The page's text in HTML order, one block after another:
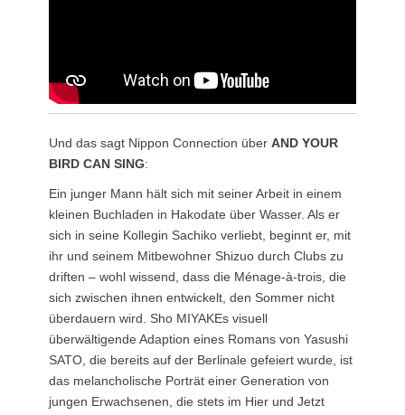
Und das sagt Nippon Connection über AND YOUR
BIRD CAN SING:
Ein junger Mann hält sich mit seiner Arbeit in einem
kleinen Buchladen in Hakodate über Wasser. Als er
sich in seine Kollegin Sachiko verliebt, beginnt er, mit
ihr und seinem Mitbewohner Shizuo durch Clubs zu
driften – wohl wissend, dass die Ménage-à-trois, die
sich zwischen ihnen entwickelt, den Sommer nicht
überdauern wird. Sho MIYAKEs visuell
überwältigende Adaption eines Romans von Yasushi
SATO, die bereits auf der Berlinale gefeiert wurde, ist
das melancholische Porträt einer Generation von
jungen Erwachsenen, die stets im Hier und Jetzt